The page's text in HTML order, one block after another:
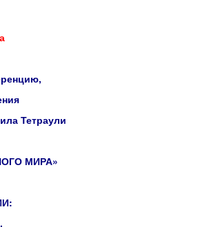
Тетраули
МИРА»